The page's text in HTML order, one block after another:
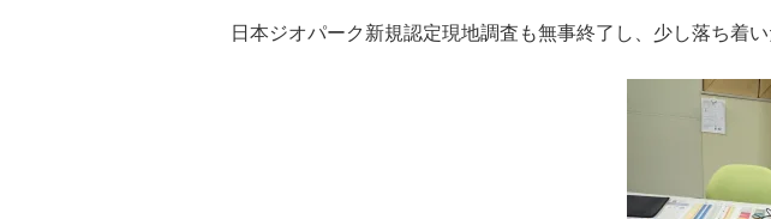
日本ジオパーク新規認定現地調査も無事終了し、少し落ち着